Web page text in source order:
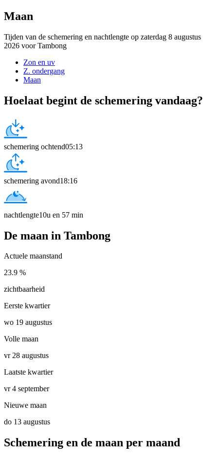
Maan
Tijden van de schemering en nachtlengte op zaterdag 8 augustus
2026 voor Tambong
Zon en uv
Z. ondergang
Maan
Hoelaat begint de schemering vandaag?
schemering ochtend05:13
schemering avond18:16
nachtlengte10u en 57 min
De maan in Tambong
Actuele maanstand
23.9 %
zichtbaarheid
Eerste kwartier
wo 19 augustus
Volle maan
vr 28 augustus
Laatste kwartier
vr 4 september
Nieuwe maan
do 13 augustus
Schemering en de maan per maand